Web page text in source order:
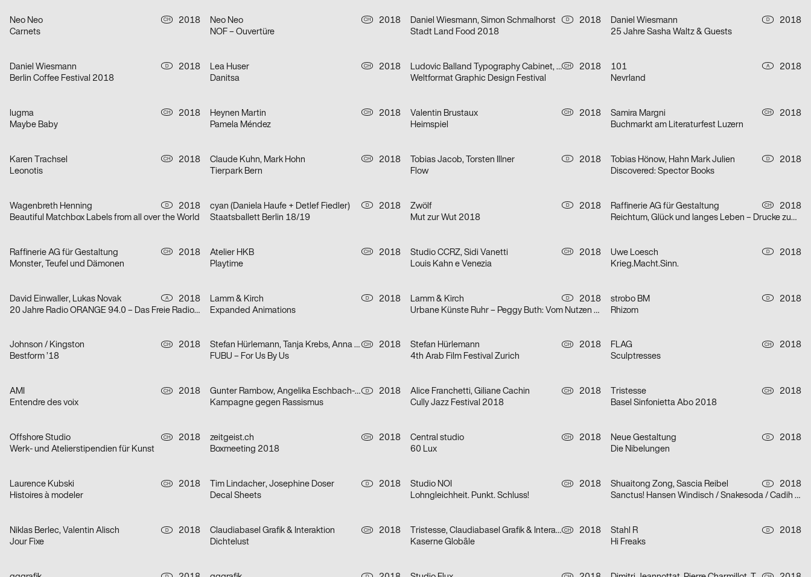
Neo Neo CH
2018
Carnets
Neo Neo CH
2018
NOF – Ouvertüre
Daniel Wiesmann, Simon Schmalhorst D
2018
Stadt Land Food 2018
Daniel Wiesmann D
2018
25 Jahre Sasha Waltz & Guests
Daniel Wiesmann D
2018
Berlin Coffee Festival 2018
Lea Huser CH
2018
Danitsa
Ludovic Balland Typography Cabinet, Julian Humm CH
2018
Weltformat Graphic Design Festival
101 A
2018
Nevrland
lugma CH
2018
Maybe Baby
Heynen Martin CH
2018
Pamela Méndez
Valentin Brustaux CH
2018
Heimspiel
Samira Margni CH
2018
Buchmarkt am Literaturfest Luzern
Karen Trachsel CH
2018
Leonotis
Claude Kuhn, Mark Hohn CH
2018
Tierpark Bern
Tobias Jacob, Torsten Illner D
2018
Flow
Tobias Hönow, Hahn Mark Julien D
2018
Discovered: Spector Books
Wagenbreth Henning D
2018
Beautiful Matchbox Labels from all over the World
cyan (Daniela Haufe + Detlef Fiedler) D
2018
Staatsballett Berlin 18/19
Zwölf D
2018
Mut zur Wut 2018
Raffinerie AG für Gestaltung CH
2018
Reichtum, Glück und langes Leben – Drucke zum chinesischen Neujahr
Raffinerie AG für Gestaltung CH
2018
Monster, Teufel und Dämonen
Atelier HKB CH
2018
Playtime
Studio CCRZ, Sidi Vanetti CH
2018
Louis Kahn e Venezia
Uwe Loesch D
2018
Krieg.Macht.Sinn.
David Einwaller, Lukas Novak A
2018
20 Jahre Radio ORANGE 94.0 – Das Freie Radio in Wien
Lamm & Kirch D
2018
Expanded Animations
Lamm & Kirch D
2018
Urbane Künste Ruhr – Peggy Buth: Vom Nutzen der Angst
strobo BM D
2018
Rhizom
Johnson / Kingston CH
2018
Bestform ’18
Stefan Hürlemann, Tanja Krebs, Anna Pravorotskaya, Laurence Lok Hang Hau CH
2018
FUBU – For Us By Us
Stefan Hürlemann CH
2018
4th Arab Film Festival Zurich
FLAG CH
2018
Sculptresses
AMI CH
2018
Entendre des voix
Gunter Rambow, Angelika Eschbach-Rambow D
2018
Kampagne gegen Rassismus
Alice Franchetti, Giliane Cachin CH
2018
Cully Jazz Festival 2018
Tristesse CH
2018
Basel Sinfonietta Abo 2018
Offshore Studio CH
2018
Werk- und Atelierstipendien für Kunst
zeitgeist.ch CH
2018
Boxmeeting 2018
Central studio CH
2018
60 Lux
Neue Gestaltung D
2018
Die Nibelungen
Laurence Kubski CH
2018
Histoires à modeler
Tim Lindacher, Josephine Doser D
2018
Decal Sheets
Studio NOI CH
2018
Lohngleichheit. Punkt. Schluss!
Shuaitong Zong, Sascia Reibel D
2018
Sanctus! Hansen Windisch / Snakesoda / Cadih / hermesbaby101
Niklas Berlec, Valentin Alisch D
2018
Jour Fixe
Claudiabasel Grafik & Interaktion CH
2018
Dichtelust
Tristesse, Claudiabasel Grafik & Interaktion CH
2018
Kaserne Globâle
Stahl R D
2018
Hi Freaks